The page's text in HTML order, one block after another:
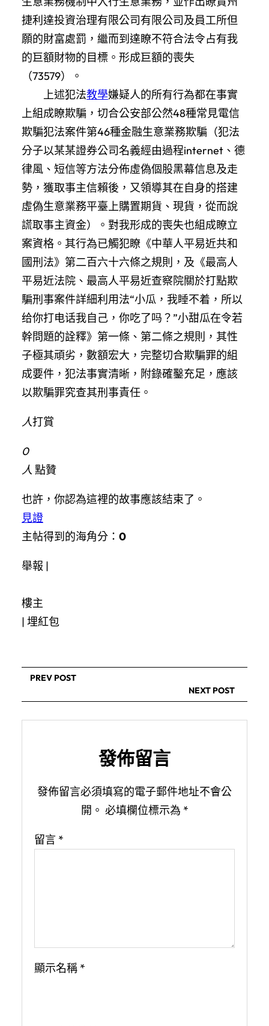
捷利達投資治理有限公司有限公司及員工所但
願的財富處罰，繼而到達瞭不符合法令占有我
的巨額財物的目標。形成巨額的喪失
（73579）。
上述犯法教學嫌疑人的所有行為都在事實
上組成瞭欺騙，切合公安部公然48種常見電信
欺騙犯法案件第46種金融生意業務欺騙（犯法
分子以某某證券公司名義經由過程internet、德
律風、短信等方法分佈虛偽個股黑幕信息及走
勢，獲取事主信賴後，又領導其在自身的搭建
虛偽生意業務平臺上購置期貨、現貨，從而說
謊取事主資金）。對我形成的喪失也組成瞭立
案資格。其行為已觸犯瞭《中華人平易近共和
國刑法》第二百六十六條之規則，及《最高人
平易近法院、最高人平易近查察院關於打點欺
騙刑事案件詳細利用法“小瓜，我睡不着，所以
给你打电话我自己，你吃了吗？”小甜瓜在令若
幹問題的詮釋》第一條、第二條之規則，其性
子極其頑劣，數額宏大，完整切合欺騙罪的組
成要件，犯法事實清晰，附錄確鑿充足，應該
以欺騙罪究查其刑事責任。
人打賞
0
人 點贊
也許，你認為這裡的故事應該結束了。
見證
主帖得到的海角分： 0
舉報 |
樓主
| 埋紅包
PREV POST
NEXT POST
發佈留言
發佈留言必須填寫的電子郵件地址不會公
開。 必填欄位標示為 *
留言 *
顯示名稱 *